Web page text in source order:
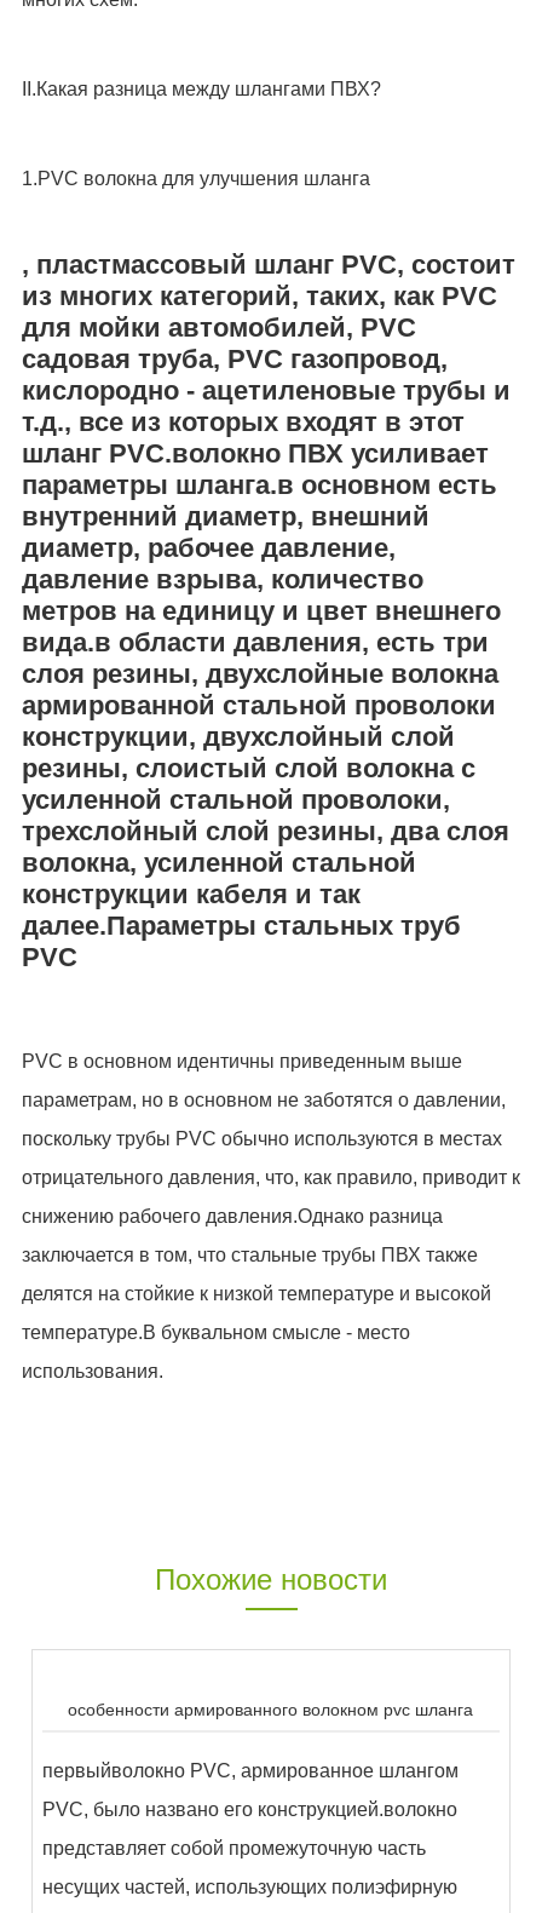
II.Какая разница между шлангами ПВХ?
1.PVC волокна для улучшения шланга
, пластмассовый шланг PVC, состоит
из многих категорий, таких, как PVC
для мойки автомобилей, PVC
садовая труба, PVC газопровод,
кислородно - ацетиленовые трубы и
т.д., все из которых входят в этот
шланг PVC.волокно ПВХ усиливает
параметры шланга.в основном есть
внутренний диаметр, внешний
диаметр, рабочее давление,
давление взрыва, количество
метров на единицу и цвет внешнего
вида.в области давления, есть три
слоя резины, двухслойные волокна
армированной стальной проволоки
конструкции, двухслойный слой
резины, слоистый слой волокна с
усиленной стальной проволоки,
трехслойный слой резины, два слоя
волокна, усиленной стальной
конструкции кабеля и так
далее.Параметры стальных труб
PVC
PVC в основном идентичны приведенным выше
параметрам, но в основном не заботятся о давлении,
поскольку трубы PVC обычно используются в местах
отрицательного давления, что, как правило, приводит к
снижению рабочего давления.Однако разница
заключается в том, что стальные трубы ПВХ также
делятся на стойкие к низкой температуре и высокой
температуре.В буквальном смысле - место
использования.
Похожие новости
особенности армированного волокном pvc шланга
первыйволокно PVC, армированное шлангом
PVC, было названо его конструкцией.волокно
представляет собой промежуточную часть
несущих частей, использующих полиэфирную